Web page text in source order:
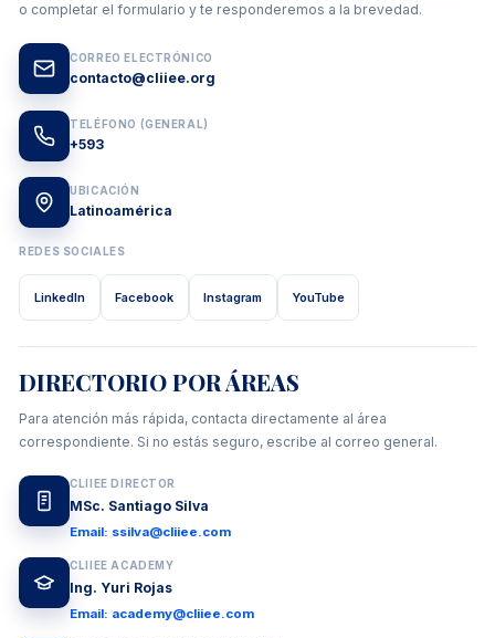
o completar el formulario y te responderemos a la brevedad.
CORREO ELECTRÓNICO
contacto@cliiee.org
TELÉFONO (GENERAL)
+593
UBICACIÓN
Latinoamérica
REDES SOCIALES
LinkedIn Facebook Instagram YouTube
DIRECTORIO POR ÁREAS
Para atención más rápida, contacta directamente al área
correspondiente. Si no estás seguro, escribe al correo general.
CLIIEE DIRECTOR
MSc. Santiago Silva
Email: ssilva@cliiee.com
CLIIEE ACADEMY
Ing. Yuri Rojas
Email: academy@cliiee.com